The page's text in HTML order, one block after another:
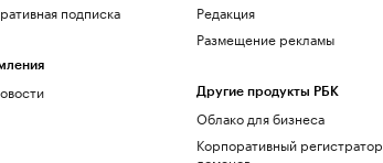
подписка
Редакция
Размещение рекламы
Другие продукты РБК
Облако для бизнеса
Корпоративный регистратор